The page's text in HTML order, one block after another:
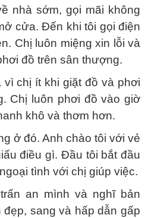
nhà sớm, gọi mãi không
cửa. Đến khi tôi gọi điện
Chị luôn miệng xin lỗi và
đồ trên sân thượng.
vì chị ít khi giặt đồ và phơi
Chị luôn phơi đồ vào giờ
khô và thơm hơn.
ở đó. Anh chào tôi với vẻ
điều gì. Đầu tôi bắt đầu
tình với chị giúp việc.
an mình và nghĩ bản
sang và hấp dẫn gấp